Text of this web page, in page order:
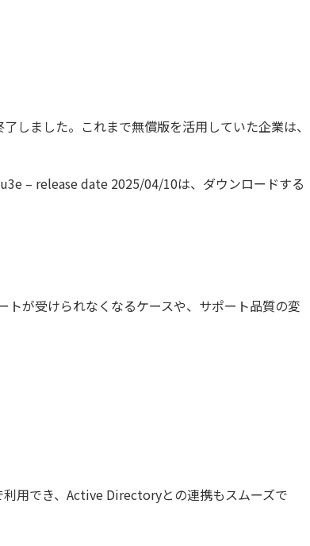
しました。これまで無償版を活用していた企業は、
– release date 2025/04/10は、ダウンロードする
が受けられなくなるケースや、サポート品質の変
用でき、Active Directoryとの連携もスムーズで